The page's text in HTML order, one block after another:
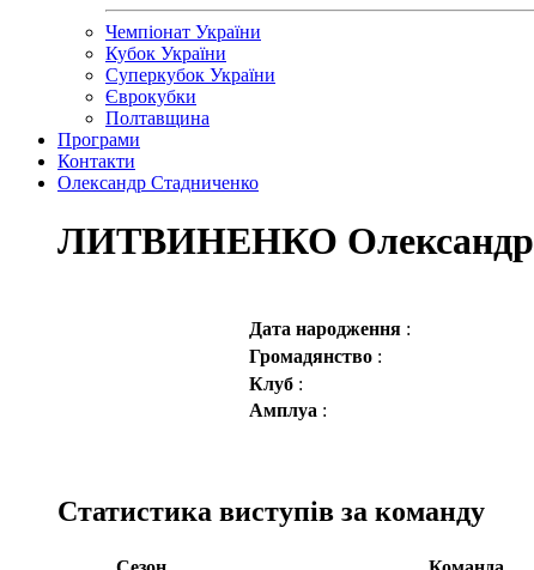
Чемпіонат України
Кубок України
Суперкубок України
Єврокубки
Полтавщина
Програми
Контакти
Олександр Стадниченко
ЛИТВИНЕНКО Олександр
Дата народження :
Громадянство :
Клуб :
Амплуа :
Статистика виступів за команду